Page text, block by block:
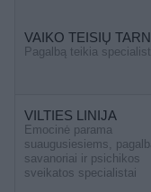
VAIKO TEISIŲ
Pagalbą teikia
VILTIES LINIJA
Emocinė parama
suaugusiesiems,
savanoriai ir psichikos
sveikatos specialistai